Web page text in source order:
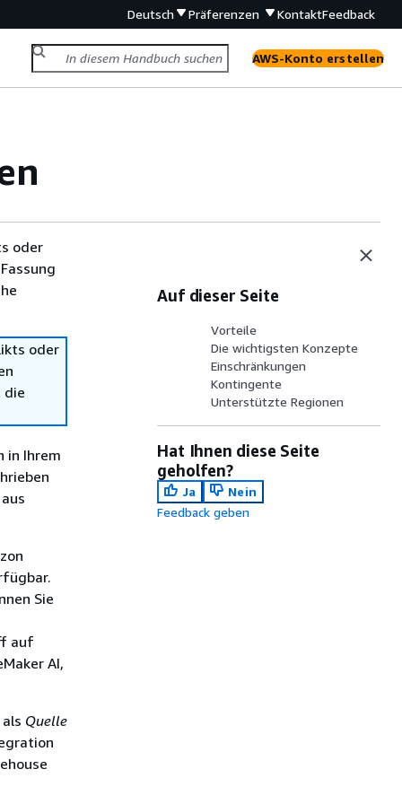
Deutsch Präferenzen KontaktFeedback
AWS-Konto erstellen
oder
oder
die
in Ihrem
Sie
auf
AI,
als Quelle
Auf dieser Seite
Vorteile
Die wichtigsten Konzepte
Einschränkungen
Kontingente
Unterstützte Regionen
Hat Ihnen diese Seite
geholfen?
Ja
Nein
Feedback geben